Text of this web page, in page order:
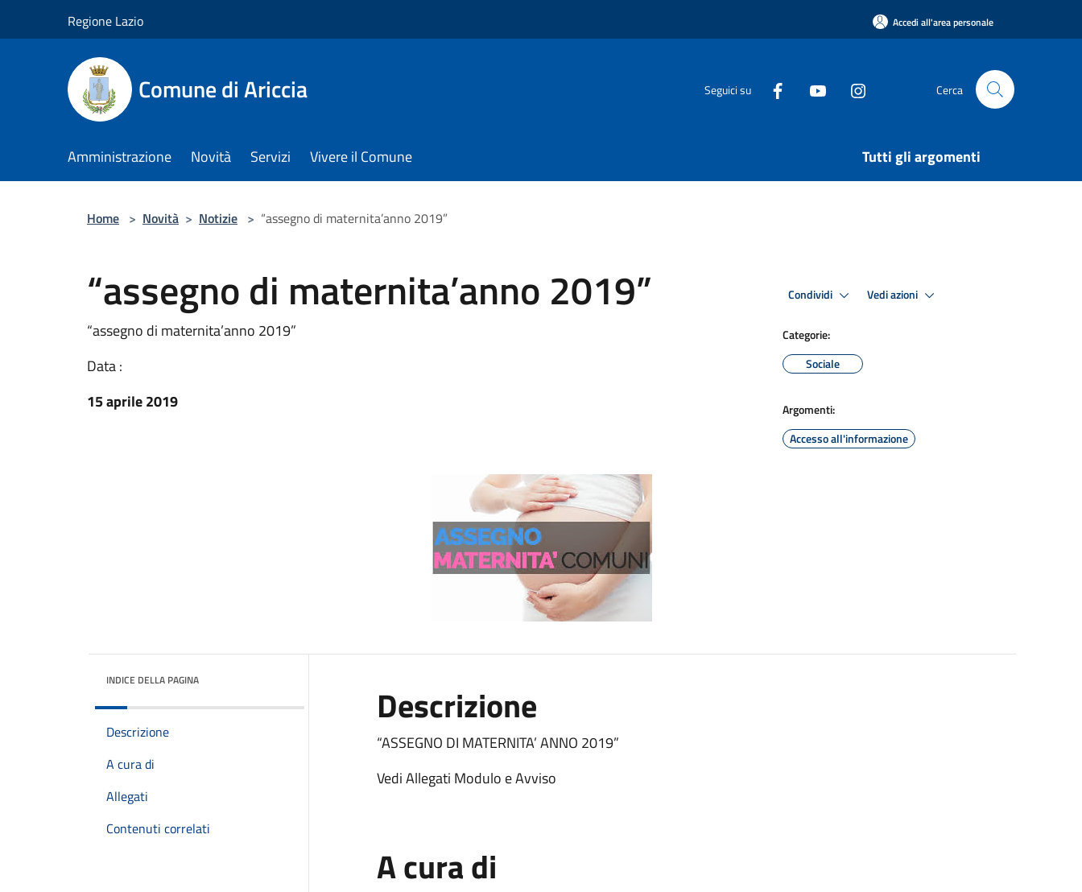
Regione Lazio Accedi all'area personale
Comune di Ariccia Seguici su Cerca
Amministrazione Novità Servizi Vivere il Comune Tutti gli argomenti
Home > Novità > Notizie > “assegno di maternita’anno 2019”
“assegno di maternita’anno 2019”
“assegno di maternita’anno 2019”
Data :
15 aprile 2019
Condividi Vedi azioni
Categorie:
Sociale
Argomenti:
Accesso all'informazione
INDICE DELLA PAGINA
Descrizione
A cura di
Allegati
Contenuti correlati
Descrizione
“ASSEGNO DI MATERNITA’ ANNO 2019”
Vedi Allegati Modulo e Avviso
A cura di